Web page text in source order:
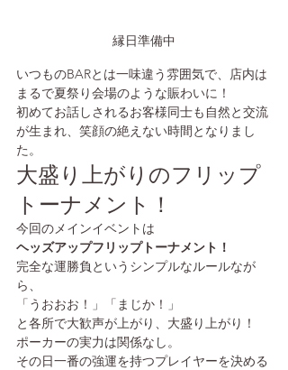
縁日準備中
いつものBARとは一味違う雰囲気で、店内は
まるで夏祭り会場のような賑わいに！
初めてお話しされるお客様同士も自然と交流
が生まれ、笑顔の絶えない時間となりまし
た。
大盛り上がりのフリップ
トーナメント！
今回のメインイベントは
ヘッズアップフリップトーナメント！
完全な運勝負というシンプルなルールなが
ら、
「うおおお！」「まじか！」
と各所で大歓声が上がり、大盛り上がり！
ポーカーの実力は関係なし。
その日一番の強運を持つプレイヤーを決める